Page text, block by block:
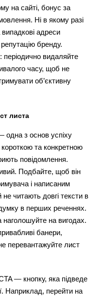
на сайті, бонус за
Ні в якому разі
адреси
бренду.
періодично видаляйте
часу, щоб не
об’єктивну
листа
одна з основ успіху
та конкретною
повідомлення.
Подбайте, щоб він
і написаним
читають довгі тексти в
в перших реченнях.
наголошуйте на вигодах.
банери,
перевантажуйте лист
— кнопку, яка підведе
Наприклад, перейти на